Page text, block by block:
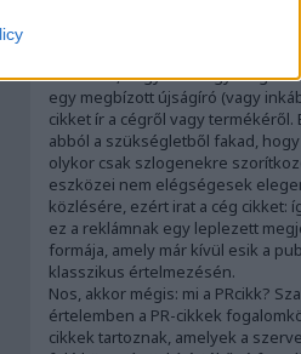
Szigorúan PR-szakmai, újságíró
nézve mégis hibás értelmezés a
definiálni, hogy azok egy
egy megbízott újságíró (vagy
cikket ír a cégről vagy termékéről.
abból a szükségletből fakad,
olykor csak szlogenekre
eszközei nem elégségesek
közlésére, ezért irat a cég cikket:
ez a reklámnak egy leplezett
formája, amely már kívül esik a
klasszikus értelmezésén.
Nos, akkor mégis: mi a PRcikk?
értelemben a PR-cikkek
cikkek tartoznak, amelyek a